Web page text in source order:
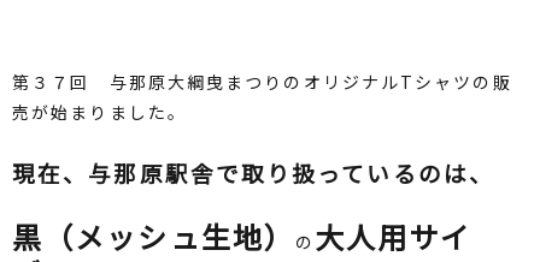
第３７回 与那原大綱曳まつりのオリジナルTシャツの販
売が始まりました。
現在、与那原駅舎で取り扱っているのは、
黒（メッシュ生地） の 大人用サイ